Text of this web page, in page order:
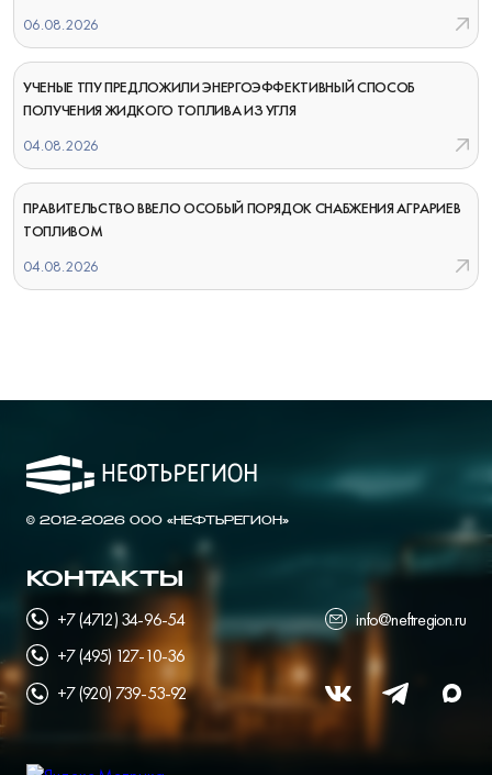
06.08.2026
УЧЕНЫЕ ТПУ ПРЕДЛОЖИЛИ ЭНЕРГОЭФФЕКТИВНЫЙ СПОСОБ
ПОЛУЧЕНИЯ ЖИДКОГО ТОПЛИВА ИЗ УГЛЯ
04.08.2026
ПРАВИТЕЛЬСТВО ВВЕЛО ОСОБЫЙ ПОРЯДОК СНАБЖЕНИЯ АГРАРИЕВ
ТОПЛИВОМ
04.08.2026
© 2012-2026 ООО «НЕФТЬРЕГИОН»
КОНТАКТЫ
+7 (4712) 34-96-54
+7 (495) 127-10-36
+7 (920) 739-53-92
info@neftregion.ru